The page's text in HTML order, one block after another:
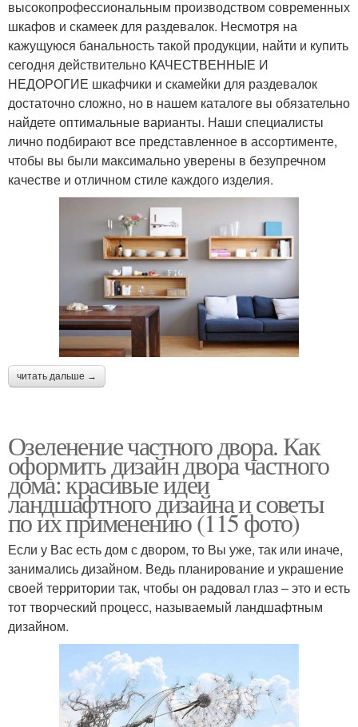
высокопрофессиональным производством современных
шкафов и скамеек для раздевалок. Несмотря на
кажущуюся банальность такой продукции, найти и купить
сегодня действительно КАЧЕСТВЕННЫЕ И
НЕДОРОГИЕ шкафчики и скамейки для раздевалок
достаточно сложно, но в нашем каталоге вы обязательно
найдете оптимальные варианты. Наши специалисты
лично подбирают все представленное в ассортименте,
чтобы вы были максимально уверены в безупречном
качестве и отличном стиле каждого изделия.
читать дальше →
Озеленение частного двора. Как
оформить дизайн двора частного
дома: красивые идеи
ландшафтного дизайна и советы
по их применению (115 фото)
Если у Вас есть дом с двором, то Вы уже, так или иначе,
занимались дизайном. Ведь планирование и украшение
своей территории так, чтобы он радовал глаз – это и есть
тот творческий процесс, называемый ландшафтным
дизайном.